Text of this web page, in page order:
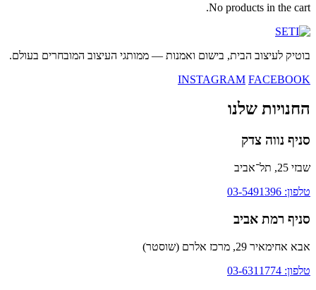
No products in the cart.
בוטיק לעיצוב הבית, בישום ואמנות — ממותגי העיצוב המובחרים בעולם.
INSTAGRAM FACEBOOK
החנויות שלנו
סניף נווה צדק
שבזי 25, תל־אביב
טלפון: 03-5491396
סניף רמת אביב
אבא אחימאיר 29, מרכז אלרם (שוסטר)
טלפון: 03-6311774